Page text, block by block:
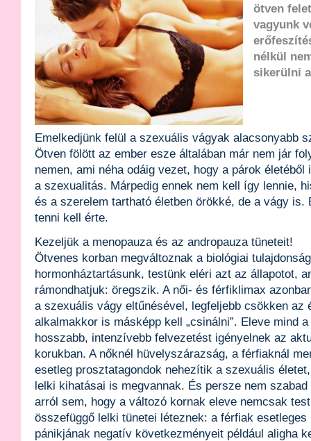
ötven
vagyunk
nélkül
sikerülni
Emelkedjünk felül a szexuális vágyak alacsonyabb
Ötven fölött az ember esze általában már nem jár
nemen, ami néha odáig vezet, hogy a párok életéből
a szexualitás. Márpedig ennek nem kell így lennie,
és a szerelem tartható életben örökké, de a vágy is.
tenni kell érte.
Kezeljük a menopauza és az andropauza tüneteit!
Ötvenes korban megváltoznak a biológiai
hormonháztartásunk, testünk eléri azt az állapotot,
rámondhatjuk: öregszik. A női- és férfiklimax
a szexuális vágy eltűnésével, legfeljebb csökken az
alkalmakkor is másképp kell „csinálni”. Eleve mind
hosszabb, intenzívebb felvezetést igényelnek az
korukban. A nőknél hüvelyszárazság, a férfiaknál
esetleg prosztatagondok nehezítik a szexuális
lelki kihatásai is megvannak. És persze nem
arról sem, hogy a változó kornak eleve nemcsak
összefüggő lelki tünetei léteznek: a férfiak esetleges
pánikjának negatív következményeit például aligha